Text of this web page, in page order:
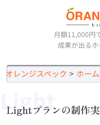
月額11,000円
成果が出る
オレンジスペック ホー
Lightプランの制作
Light